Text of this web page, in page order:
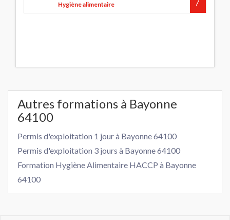
Hygiène alimentaire
Autres formations à Bayonne
64100
Permis d'exploitation 1 jour à Bayonne 64100
Permis d'exploitation 3 jours à Bayonne 64100
Formation Hygiène Alimentaire HACCP à Bayonne
64100